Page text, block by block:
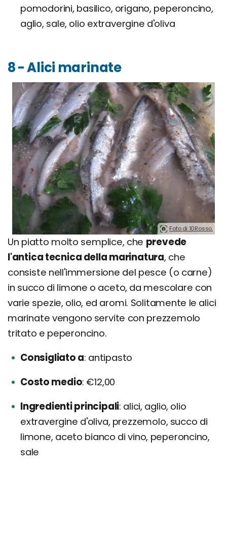
pomodorini, basilico, origano, peperoncino,
aglio, sale, olio extravergine d'oliva
8 - Alici marinate
Foto di 10Rosso.
Un piatto molto semplice, che prevede
l'antica tecnica della marinatura, che
consiste nell'immersione del pesce (o carne)
in succo di limone o aceto, da mescolare con
varie spezie, olio, ed aromi. Solitamente le alici
marinate vengono servite con prezzemolo
tritato e peperoncino.
Consigliato a antipasto
Costo medio €12,00
Ingredienti principali alici, aglio, olio
extravergine d'oliva, prezzemolo, succo di
limone, aceto bianco di vino, peperoncino,
sale